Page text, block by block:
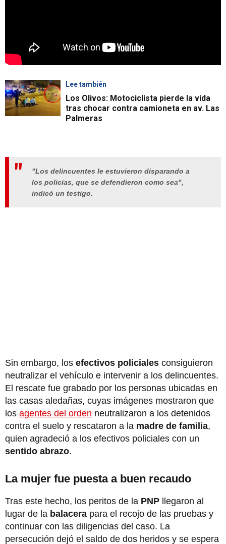
Lee también
Los Olivos: Motociclista pierde la vida
tras chocar contra camioneta en av. Las
Palmeras
"Los delincuentes le estuvieron disparando a
los policías, que se defendieron como sea",
indicó un testigo.
Sin embargo, los efectivos policiales consiguieron
neutralizar el vehículo e intervenir a los delincuentes.
El rescate fue grabado por los personas ubicadas en
las casas aledañas, cuyas imágenes mostraron que
los agentes del orden neutralizaron a los detenidos
contra el suelo y rescataron a la madre de familia,
quien agradeció a los efectivos policiales con un
sentido abrazo.
La mujer fue puesta a buen recaudo
Tras este hecho, los peritos de la PNP llegaron al
lugar de la balacera para el recojo de las pruebas y
continuar con las diligencias del caso. La
persecución dejó el saldo de dos heridos y se espera